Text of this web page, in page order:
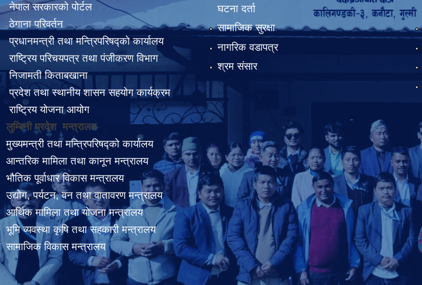
नेपाल सरकारको पोर्टल
ठेगाना परिवर्तन
प्रधानमन्त्री तथा मन्त्रिपरिषद्को कार्यालय
राष्ट्रिय परिचयपत्र तथा पंजीकरण विभाग
निजामती किताबखाना
प्रदेश तथा स्थानीय शासन सहयोग कार्यक्रम
राष्ट्रिय योजना आयोग
लुम्बिनी प्रदेश मन्त्रालय
मुख्यमन्त्री तथा मन्त्रिपरिषद्को कार्यालय
आन्तरिक मामिला तथा कानून मन्त्रालय
भौतिक पूर्वाधार विकास मन्त्रालय
उद्योग, पर्यटन, वन तथा वातावरण मन्त्रालय
आर्थिक मामिला तथा योजना मन्त्रालय
भूमि व्यवस्था कृषि तथा सहकारी मन्त्रालय
सामाजिक विकास मन्त्रालय
घटना दर्ता
सामाजिक सुरक्षा
नागरिक वडापत्र
श्रम संसार